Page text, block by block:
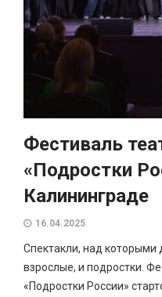
Фестиваль
«Подростки
Калининграде
16.04.2025
Спектакли, над
взрослые, и подростки.
«Подростки России»